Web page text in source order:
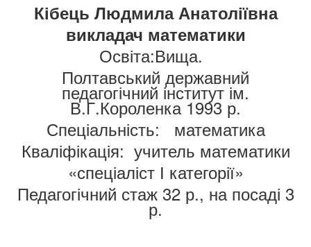
Кібець Людмила Анатоліївна
викладач математики
Освіта:Вища.
Полтавський державний
педагогічний інститут ім.
В.Г.Короленка 1993 р.
Спеціальність: математика
Кваліфікація: учитель математики
«спеціаліст І категорії»
Педагогічний стаж 32 р., на посаді 3
р.